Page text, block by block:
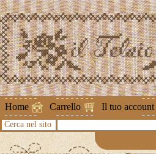
Home Carrello Il tuo account
Cerca nel sito